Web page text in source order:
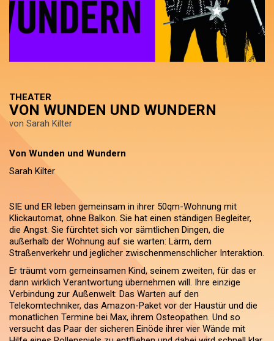
THEATER
VON WUNDEN UND WUNDERN
von Sarah Kilter
Von Wunden und Wundern
Sarah Kilter
SIE und ER leben gemeinsam in ihrer 50qm-Wohnung mit
Klickautomat, ohne Balkon. Sie hat einen ständigen Begleiter,
die Angst. Sie fürchtet sich vor sämtlichen Dingen, die
außerhalb der Wohnung auf sie warten: Lärm, dem
Straßenverkehr und jeglicher zwischenmenschlicher Interaktion.
Er träumt vom gemeinsamen Kind, seinem zweiten, für das er
dann wirklich Verantwortung übernehmen will. Ihre einzige
Verbindung zur Außenwelt: Das Warten auf den
Telekomtechniker, das Amazon-Paket vor der Haustür und die
monatlichen Termine bei Max, ihrem Osteopathen. Und so
versucht das Paar der sicheren Einöde ihrer vier Wände mit